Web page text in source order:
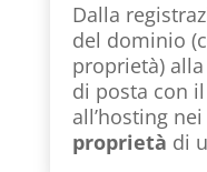
Dalla
del dominio
proprietà)
di posta con
all’hosting
proprietà di